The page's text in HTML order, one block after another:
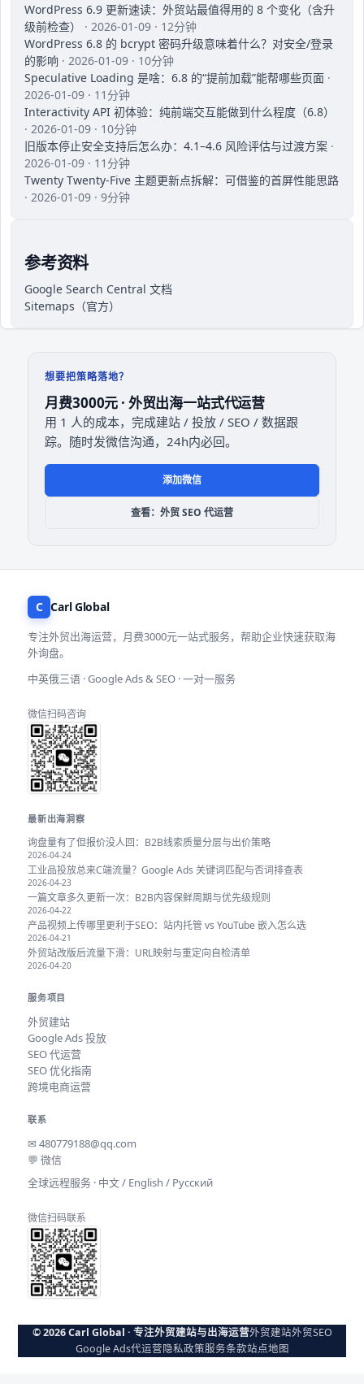
WordPress 6.9 更新速读：外贸站最值得用的 8 个变化（含升
级前检查）
· 2026-01-09 · 12分钟
WordPress 6.8 的 bcrypt 密码升级意味着什么？对安全/登录
的影响 · 2026-01-09 · 10分钟
Speculative Loading 是啥：6.8 的“提前加载”能帮哪些页面 ·
2026-01-09 · 11分钟
Interactivity API 初体验：纯前端交互能做到什么程度（6.8）
· 2026-01-09 · 10分钟
旧版本停止安全支持后怎么办：4.1–4.6 风险评估与过渡方案 ·
2026-01-09 · 11分钟
Twenty Twenty‑Five 主题更新点拆解：可借鉴的首屏性能思路
· 2026-01-09 · 9分钟
参考资料
Google Search Central 文档
Sitemaps（官方）
想要把策略落地？
月费3000元 · 外贸出海一站式代运营
用 1 人的成本，完成建站 / 投放 / SEO / 数据跟
踪。随时发微信沟通，24h内必回。
添加微信
查看：外贸 SEO 代运营
C Carl Global
专注外贸出海运营，月费3000元一站式服务，帮助企业快速获取海
外询盘。
中英俄三语 · Google Ads & SEO · 一对一服务
微信扫码咨询
最新出海洞察
询盘量有了但报价没人回：B2B线索质量分层与出价策略
2026-04-24
工业品投放总来C端流量？Google Ads 关键词匹配与否词排查表
2026-04-23
一篇文章多久更新一次：B2B内容保鲜周期与优先级规则
2026-04-22
产品视频上传哪里更利于SEO：站内托管 vs YouTube 嵌入怎么选
2026-04-21
外贸站改版后流量下滑：URL映射与重定向自检清单
2026-04-20
服务项目
外贸建站
Google Ads 投放
SEO 代运营
SEO 优化指南
跨境电商运营
联系
✉480779188@qq.com
💬 微信
全球远程服务 · 中文 / English / Русский
微信扫码联系
© 2026 Carl Global · 专注外贸建站与出海运营外贸建站外贸SEO
Google Ads代运营隐私政策服务条款站点地图